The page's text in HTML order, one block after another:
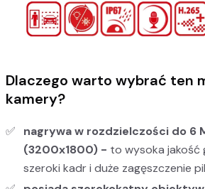
Dlaczego warto wybrać ten
kamery?
nagrywa w rozdzielczości do 6
(3200x1800) - to wysoka jakość
szeroki kadr i duże zagęszczenie